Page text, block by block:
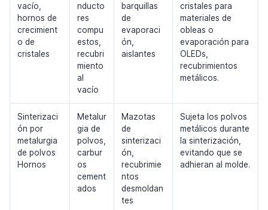
vacío,
hornos de
crecimient
o de
cristales
nducto
res
compu
estos,
recubri
miento
al
vacío
barquillas
de
evaporaci
ón,
aislantes
cristales para
materiales de
obleas o
evaporación para
OLEDs,
recubrimientos
metálicos.
Sinterizaci
ón por
metalurgia
de polvos
Hornos
Metalur
gia de
polvos,
carbur
os
cement
ados
Mazotas
de
sinterizaci
ón,
recubrimie
ntos
desmoldan
tes
Sujeta los polvos
metálicos durante
la sinterización,
evitando que se
adhieran al molde.